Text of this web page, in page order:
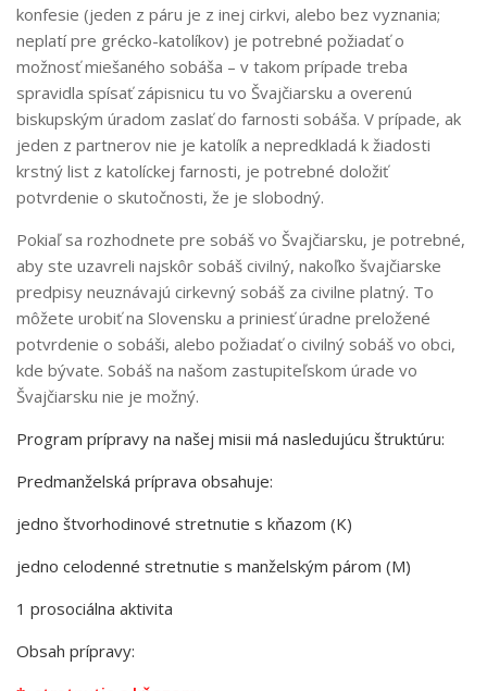
konfesie (jeden z páru je z inej cirkvi, alebo bez vyznania;
neplatí pre grécko-katolíkov) je potrebné požiadať o
možnosť miešaného sobáša – v takom prípade treba
spravidla spísať zápisnicu tu vo Švajčiarsku a overenú
biskupským úradom zaslať do farnosti sobáša. V prípade, ak
jeden z partnerov nie je katolík a nepredkladá k žiadosti
krstný list z katolíckej farnosti, je potrebné doložiť
potvrdenie o skutočnosti, že je slobodný.
Pokiaľ sa rozhodnete pre sobáš vo Švajčiarsku, je potrebné,
aby ste uzavreli najskôr sobáš civilný, nakoľko švajčiarske
predpisy neuznávajú cirkevný sobáš za civilne platný. To
môžete urobiť na Slovensku a priniesť úradne preložené
potvrdenie o sobáši, alebo požiadať o civilný sobáš vo obci,
kde bývate. Sobáš na našom zastupiteľskom úrade vo
Švajčiarsku nie je možný.
Program prípravy na našej misii má nasledujúcu štruktúru:
Predmanželská príprava obsahuje:
jedno štvorhodinové stretnutie s kňazom (K)
jedno celodenné stretnutie s manželským párom (M)
1 prosociálna aktivita
Obsah prípravy: